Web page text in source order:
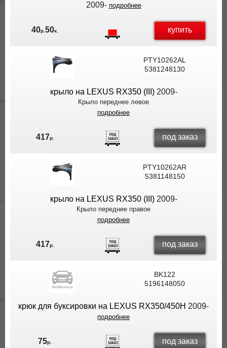
2009- подробнее
40р.50к. купить
PTY10262AL
5381248130
крыло на LEXUS RX350 (III)2009-
Крыло переднее левое
подробнее
417р. под заказ
PTY10262AR
5381148150
крыло на LEXUS RX350 (III)2009-
Крыло переднее правое
подробнее
417р. под заказ
BK122
5196148050
крюк для буксировки на LEXUS RX350/450H 2009-
подробнее
75р. под заказ